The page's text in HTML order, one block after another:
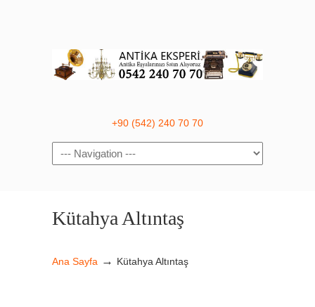
+90 (542) 240 70 70
Navigation
Kütahya Altıntaş
Ana Sayfa → Kütahya Altıntaş